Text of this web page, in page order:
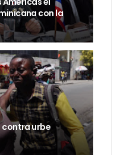
con la
contra urbe